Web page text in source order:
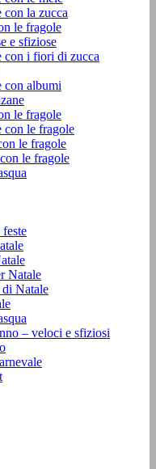
con la zucca
le fragole
e sfiziose
con i fiori di zucca
con albumi
le fragole
con le fragole
le fragole
le fragole
Natale
Natale
– veloci e sfiziosi